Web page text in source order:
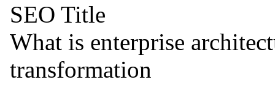
SEO Title
What is enterprise
transformation